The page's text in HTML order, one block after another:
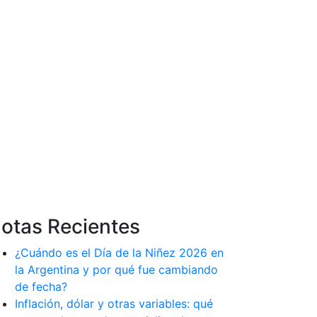
Recientes
¿Cuándo es el Día de la Niñez 2026 en
la Argentina y por qué fue cambiando
de fecha?
Inflación, dólar y otras variables: qué